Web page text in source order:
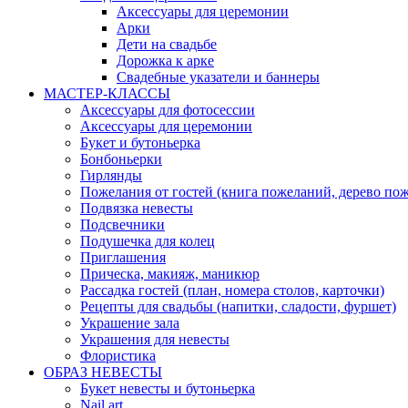
Аксессуары для церемонии
Арки
Дети на свадьбе
Дорожка к арке
Свадебные указатели и баннеры
МАСТЕР-КЛАССЫ
Аксессуары для фотосессии
Аксессуары для церемонии
Букет и бутоньерка
Бонбоньерки
Гирлянды
Пожелания от гостей (книга пожеланий, дерево
Подвязка невесты
Подсвечники
Подушечка для колец
Приглашения
Прическа, макияж, маникюр
Рассадка гостей (план, номера столов, карточки)
Рецепты для свадьбы (напитки, сладости, фуршет)
Украшение зала
Украшения для невесты
Флористика
ОБРАЗ НЕВЕСТЫ
Букет невесты и бутоньерка
Nail art